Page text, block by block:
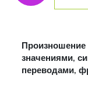
Произношение
значениями,
переводами,